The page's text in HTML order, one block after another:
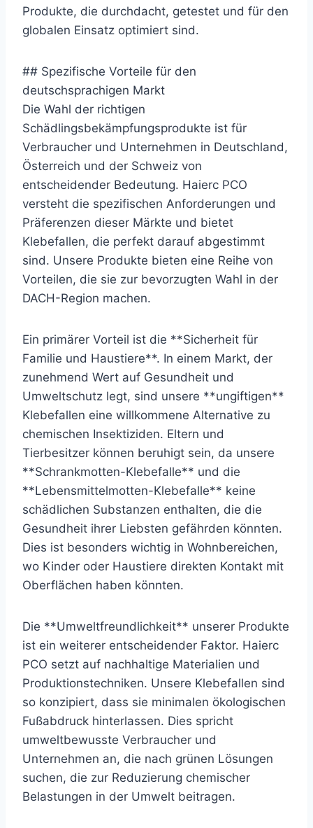
Produkte, die durchdacht, getestet und für den
globalen Einsatz optimiert sind.
## Spezifische Vorteile für den
deutschsprachigen Markt
Die Wahl der richtigen
Schädlingsbekämpfungsprodukte ist für
Verbraucher und Unternehmen in Deutschland,
Österreich und der Schweiz von
entscheidender Bedeutung. Haierc PCO
versteht die spezifischen Anforderungen und
Präferenzen dieser Märkte und bietet
Klebefallen, die perfekt darauf abgestimmt
sind. Unsere Produkte bieten eine Reihe von
Vorteilen, die sie zur bevorzugten Wahl in der
DACH-Region machen.
Ein primärer Vorteil ist die **Sicherheit für
Familie und Haustiere**. In einem Markt, der
zunehmend Wert auf Gesundheit und
Umweltschutz legt, sind unsere **ungiftigen**
Klebefallen eine willkommene Alternative zu
chemischen Insektiziden. Eltern und
Tierbesitzer können beruhigt sein, da unsere
**Schrankmotten-Klebefalle** und die
**Lebensmittelmotten-Klebefalle** keine
schädlichen Substanzen enthalten, die die
Gesundheit ihrer Liebsten gefährden könnten.
Dies ist besonders wichtig in Wohnbereichen,
wo Kinder oder Haustiere direkten Kontakt mit
Oberflächen haben könnten.
Die **Umweltfreundlichkeit** unserer Produkte
ist ein weiterer entscheidender Faktor. Haierc
PCO setzt auf nachhaltige Materialien und
Produktionstechniken. Unsere Klebefallen sind
so konzipiert, dass sie minimalen ökologischen
Fußabdruck hinterlassen. Dies spricht
umweltbewusste Verbraucher und
Unternehmen an, die nach grünen Lösungen
suchen, die zur Reduzierung chemischer
Belastungen in der Umwelt beitragen.